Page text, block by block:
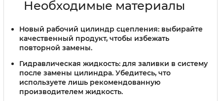
Необходимые материалы
Новый рабочий цилиндр сцепления: выбирайте
качественный продукт, чтобы избежать
повторной замены.
Гидравлическая жидкость: для заливки в систему
после замены цилиндра. Убедитесь, что
используете лишь рекомендованную
производителем жидкость.